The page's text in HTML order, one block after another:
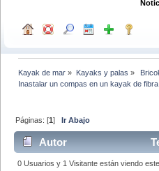
Kayak de mar » Kayaks y palas »
Inastalar un compas en un kayak de fibra.
Páginas: [1]Ir Abajo
Autor
en un kayak de fibra. (Leído
0 Usuarios y 1 Visitante están viendo